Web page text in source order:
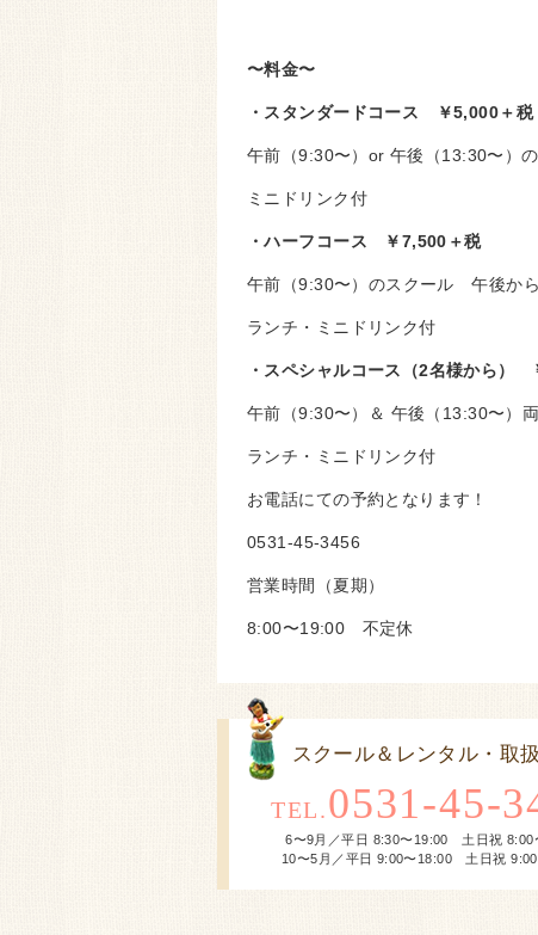
〜料金〜
・スタンダードコース ￥5,000＋税
午前（9:30〜）or 午後（13:30〜）
ミニドリンク付
・ハーフコース ￥7,500＋税
午前（9:30〜）のスクール 午後か
ランチ・ミニドリンク付
・スペシャルコース（2名様から）
午前（9:30〜）＆ 午後（13:30〜）
ランチ・ミニドリンク付
お電話にての予約となります！
0531-45-3456
営業時間（夏期）
8:00〜19:00 不定休
スクール＆レンタル・取
TEL.0531-45-
6〜9月／平日 8:30〜19:00 土日祝 8:00
10〜5月／平日 9:00〜18:00 土日祝